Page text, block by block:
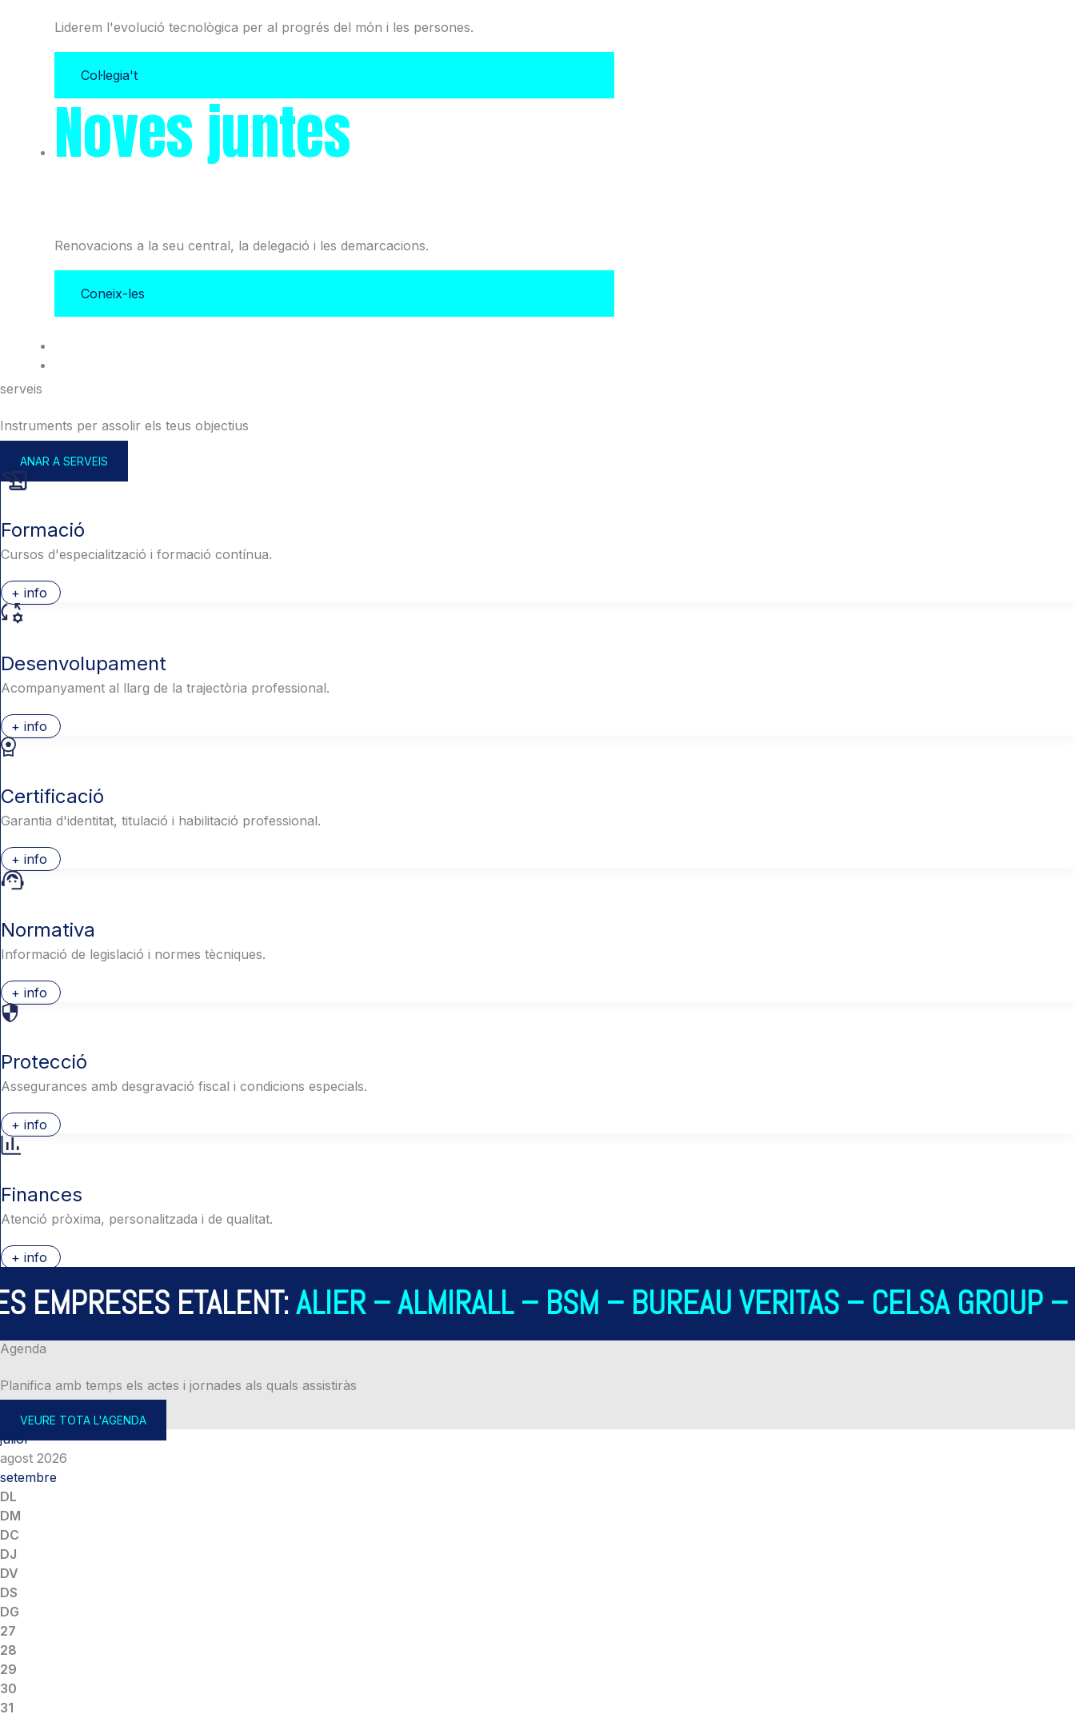
Liderem l'evolució tecnològica per al progrés del món i les persones.
Col·legia't
Noves juntes
Renovacions a la seu central, la delegació i les demarcacions.
Coneix-les
serveis
Instruments per assolir els teus objectius
ANAR A SERVEIS
Formació
Cursos d'especialització i formació contínua.
+ info
Desenvolupament
Acompanyament al llarg de la trajectòria professional.
+ info
Certificació
Garantia d'identitat, titulació i habilitació professional.
+ info
Normativa
Informació de legislació i normes tècniques.
+ info
Protecció
Assegurances amb desgravació fiscal i condicions especials.
+ info
Finances
Atenció pròxima, personalitzada i de qualitat.
+ info
EMPRESES ETALENT:ALIER – ALMIRALL – BSM – BUREAU VERITAS – CELSA GROUP –
Agenda
Planifica amb temps els actes i jornades als quals assistiràs
VEURE TOTA L'AGENDA
juliol
agost 2026
setembre
DL
DM
DC
DJ
DV
DS
DG
27
28
29
30
31